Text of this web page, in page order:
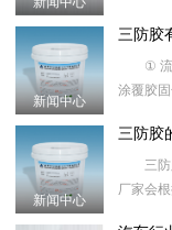
新闻中心
三防胶
① 流
涂覆胶
③优
新闻中心
三防胶
三防胶
厂家会